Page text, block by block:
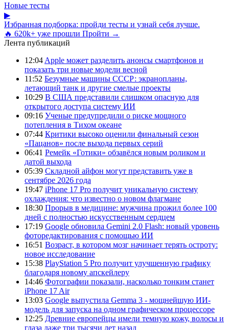
Новые тесты
▶
Избранная подборка: пройди тесты и узнай себя лучше.
🔥 620k+ уже прошли Пройти →
Лента публикаций
12:04 Apple может разделить анонсы смартфонов и
показать три новые модели весной
11:52 Безумные машины СССР: экранопланы,
летающий танк и другие смелые проекты
10:29 В США представили слишком опасную для
открытого доступа систему ИИ
09:16 Ученые предупредили о риске мощного
потепления в Тихом океане
07:44 Критики высоко оценили финальный сезон
«Пацанов» после выхода первых серий
06:41 Ремейк «Готики» обзавёлся новым роликом и
датой выхода
05:39 Складной айфон могут представить уже в
сентябре 2026 года
19:47 iPhone 17 Pro получит уникальную систему
охлаждения: что известно о новом флагмане
18:30 Прорыв в медицине: мужчина прожил более 100
дней с полностью искусственным сердцем
17:19 Google обновила Gemini 2.0 Flash: новый уровень
фоторедактирования с помощью ИИ
16:51 Возраст, в котором мозг начинает терять остроту:
новое исследование
15:38 PlayStation 5 Pro получит улучшенную графику
благодаря новому апскейлеру
14:46 Фотографии показали, насколько тонким станет
iPhone 17 Air
13:03 Google выпустила Gemma 3 - мощнейшую ИИ-
модель для запуска на одном графическом процессоре
12:25 Древние европейцы имели темную кожу, волосы и
глаза даже три тысячи лет назад